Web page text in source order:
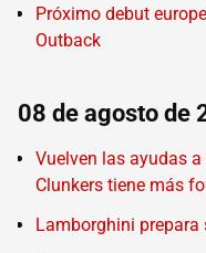
Próximo debut
Outback
08 de agosto de
Vuelven las ayudas a
Clunkers tiene más
Lamborghini prepara